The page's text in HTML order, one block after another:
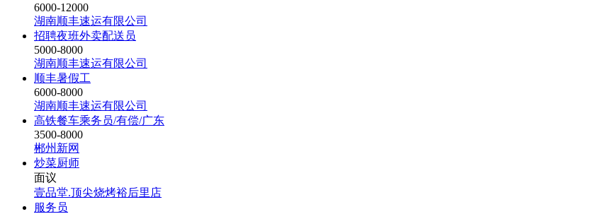
6000-12000
湖南顺丰速运有限公司
招聘夜班外卖配送员
5000-8000
湖南顺丰速运有限公司
顺丰暑假工
6000-8000
湖南顺丰速运有限公司
高铁餐车乘务员/有偿/广东
3500-8000
郴州新网
炒菜厨师
面议
壹品堂.顶尖烧烤裕后里店
服务员